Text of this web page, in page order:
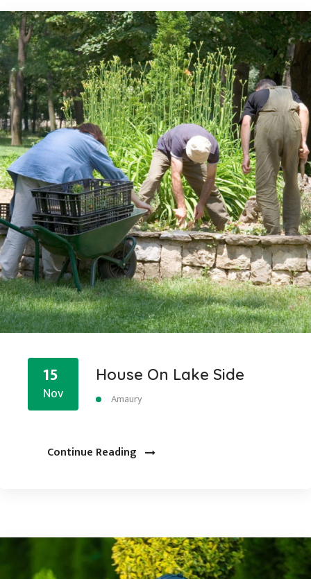
15
Nov
House On Lake Side
Amaury
Continue Reading